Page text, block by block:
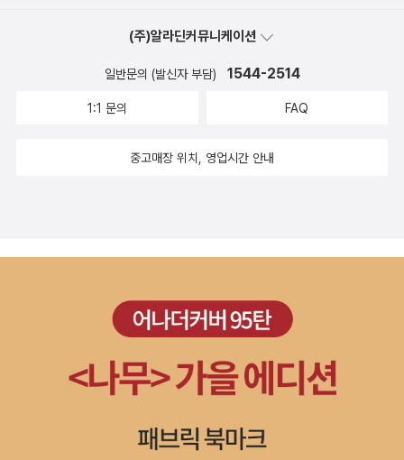
(주)알라딘커뮤니케이션
일반문의 (발신자 부담) 1544-2514
1:1 문의 FAQ
중고매장 위치, 영업시간 안내